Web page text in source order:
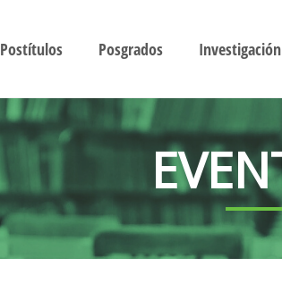
Postítulos Posgrados Investigación